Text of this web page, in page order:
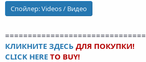
Спойлер:Videos / Видео
КЛИКНИТЕ ЗДЕСЬ ДЛЯ ПОКУПКИ!
CLICK HERE TO BUY!